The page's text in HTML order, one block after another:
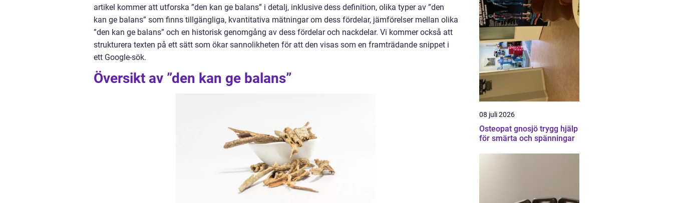
artikel kommer att utforska ”den kan ge balans” i detalj, inklusive dess definition, olika typer av ”den
kan ge balans” som finns tillgängliga, kvantitativa mätningar om dess fördelar, jämförelser mellan olika
”den kan ge balans” och en historisk genomgång av dess fördelar och nackdelar. Vi kommer också att
strukturera texten på ett sätt som ökar sannolikheten för att den visas som en framträdande snippet i
ett Google-sök.
Översikt av ”den kan ge balans”
08 juli 2026
Osteopat gnosjö trygg hjälp
för smärta och spänningar